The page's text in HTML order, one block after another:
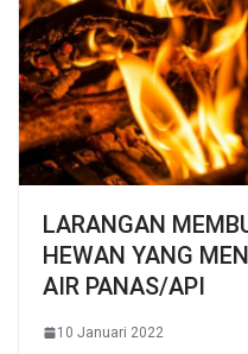
LARANGAN
HEWAN YANG
AIR PANAS/API
10 Januari 2022